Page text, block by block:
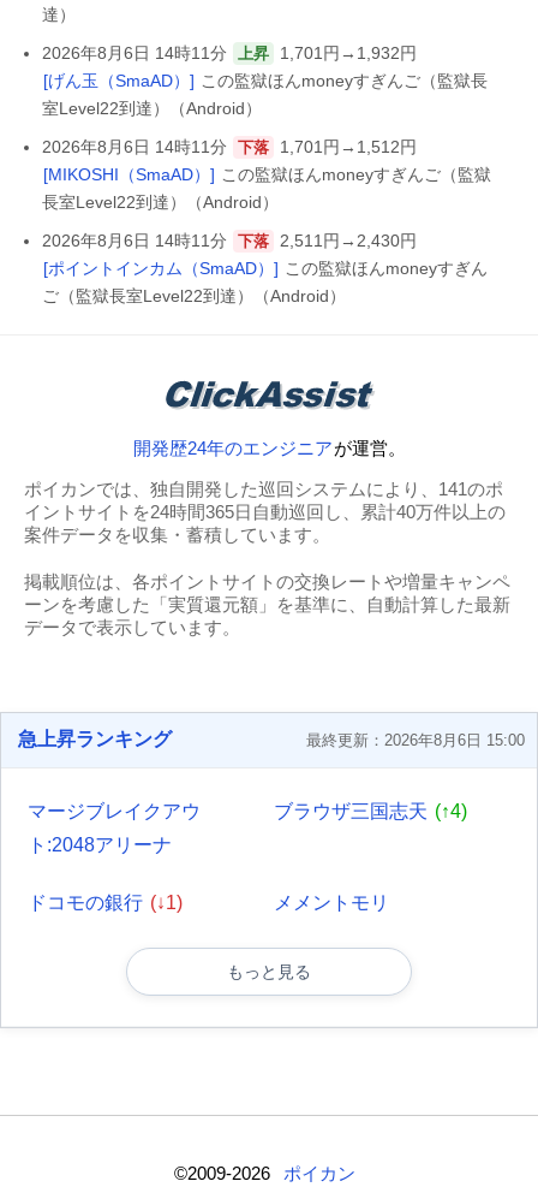
達）
2026年8月6日 14時11分
上昇
1,701円→1,932円
[げん玉（SmaAD）] この監獄ほんmoneyすぎんご（監獄長
室Level22到達）（Android）
2026年8月6日 14時11分
下落
1,701円→1,512円
[MIKOSHI（SmaAD）] この監獄ほんmoneyすぎんご（監獄
長室Level22到達）（Android）
2026年8月6日 14時11分
下落 2,511円→2,430円
[ポイントインカム（SmaAD）] この監獄ほんmoneyすぎん
ご（監獄長室Level22到達）（Android）
開発歴24年のエンジニアが運営。
ポイカンでは、独自開発した巡回システムにより、141のポ
イントサイトを24時間365日自動巡回し、累計40万件以上の
案件データを収集・蓄積しています。
掲載順位は、各ポイントサイトの交換レートや増量キャンペ
ーンを考慮した「実質還元額」を基準に、自動計算した最新
データで表示しています。
急上昇ランキング 最終更新：2026年8月6日 15:00
マージブレイクアウ
ト:2048アリーナ
ブラウザ三国志天 (↑4)
ドコモの銀行 (↓1) メメントモリ
もっと見る
©2009-2026 ポイカン